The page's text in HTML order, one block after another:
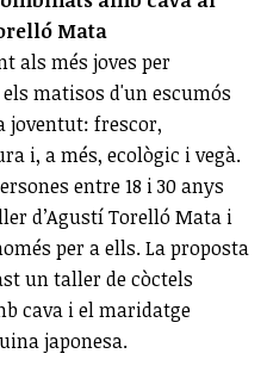
Mata
als més joves per
matisos d'un escumós
joventut: frescor,
i, a més, ecològic i vegà.
entre 18 i 30 anys
d’Agustí Torelló Mata i
per a ells. La proposta
un taller de còctels
cava i el maridatge
japonesa.